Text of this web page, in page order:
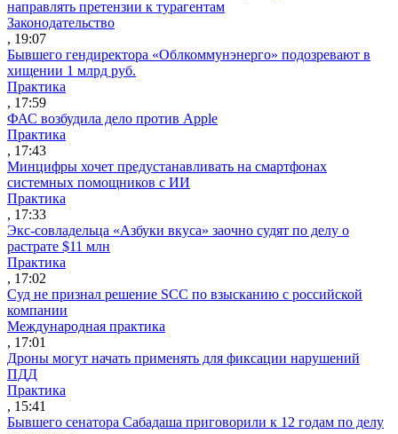
направлять претензии к турагентам
Законодательство
, 19:07
Бывшего гендиректора «Облкоммунэнерго» подозревают в
хищении 1 млрд руб.
Практика
, 17:59
ФАС возбудила дело против Apple
Практика
, 17:43
Минцифры хочет предустанавливать на смартфонах
системных помощников с ИИ
Практика
, 17:33
Экс-совладельца «Азбуки вкуса» заочно судят по делу о
растрате $11 млн
Практика
, 17:02
Суд не признал решение SCC по взысканию с российской
компании
Международная практика
, 17:01
Дроны могут начать применять для фиксации нарушений
ПДД
Практика
, 15:41
Бывшего сенатора Сабадаша приговорили к 12 годам по делу